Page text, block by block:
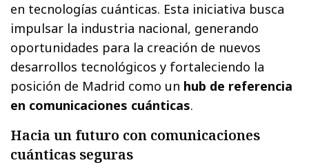
en tecnologías cuánticas. Esta iniciativa busca
impulsar la industria nacional, generando
oportunidades para la creación de nuevos
desarrollos tecnológicos y fortaleciendo la
posición de Madrid como un hub de referencia
en comunicaciones cuánticas.
Hacia un futuro con comunicaciones
cuánticas seguras